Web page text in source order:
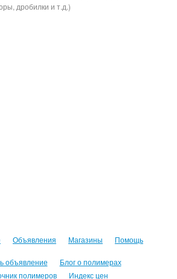
дробилки и т.д.)
Объявления Магазины Помощь
объявление
Блог о полимерах
полимеров
Индекс цен